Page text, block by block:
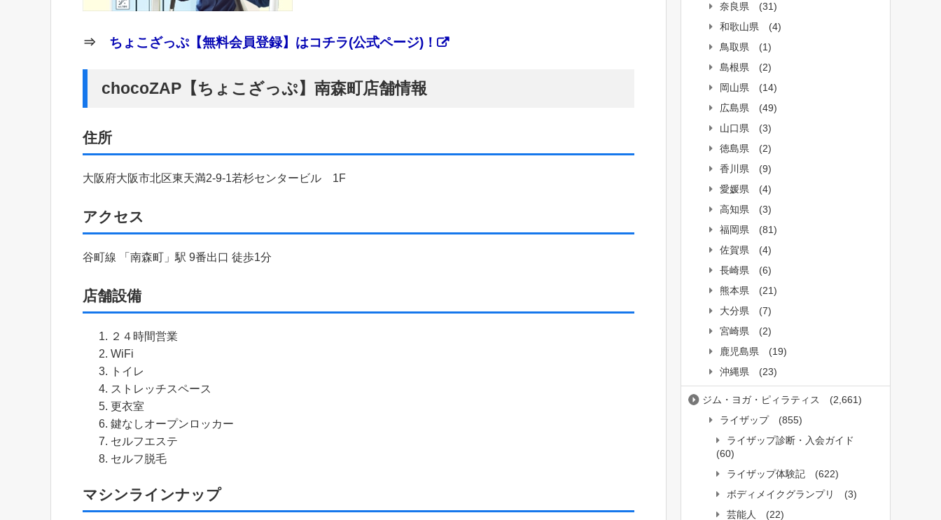
⇒ ちょこざっぷ【無料会員登録】はコチラ(公式ページ)！
chocoZAP【ちょこざっぷ】南森町店舗情報
住所
大阪府大阪市北区東天満2-9-1若杉センタービル 1F
アクセス
谷町線 「南森町」駅 9番出口 徒歩1分
店舗設備
２４時間営業
WiFi
トイレ
ストレッチスペース
更衣室
鍵なしオープンロッカー
セルフエステ
セルフ脱毛
マシンラインナップ
奈良県
(31)
和歌山県
(4)
鳥取県
(1)
島根県
(2)
岡山県
(14)
広島県
(49)
山口県
(3)
徳島県
(2)
香川県
(9)
愛媛県
(4)
高知県
(3)
福岡県
(81)
佐賀県
(4)
長崎県
(6)
熊本県
(21)
大分県
(7)
宮崎県
(2)
鹿児島県
(19)
沖縄県
(23)
ジム・ヨガ・ピィラティス
(2,661)
ライザップ
(855)
ライザップ診断・入会ガイド
(60)
ライザップ体験記
(622)
ボディメイクグランプリ
(3)
芸能人
(22)